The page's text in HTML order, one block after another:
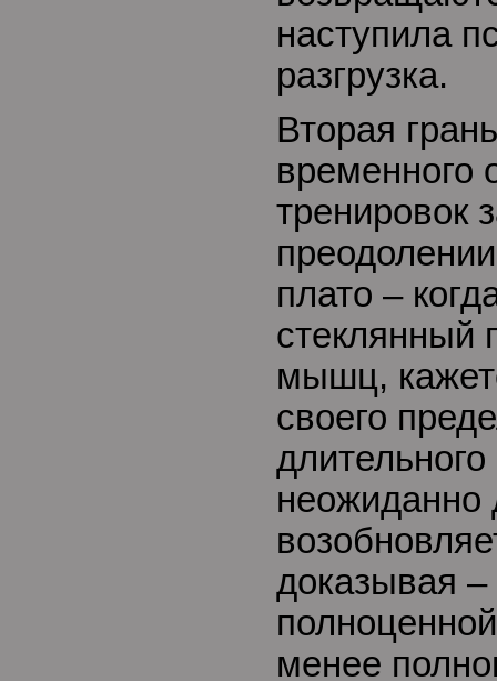
наступила
разгрузка.
Вторая
временного
тренировок
плато –
стеклянный
мышц,
своего
неожиданно
доказывая
менее